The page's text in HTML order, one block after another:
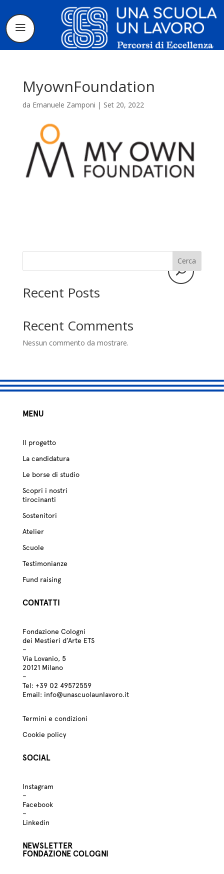
La candidatura
I tirocinanti
Sostenitori
Atelier
Scuole
Testimonianze
Fund raising
MyownFoundation
da Emanuele Zamponi | Set 20, 2022
Cerca
Recent Posts
Recent Comments
Nessun commento da mostrare.
MENU
Il progetto
La candidatura
Le borse di studio
Scopri i nostri
tirocinanti
Sostenitori
Atelier
Scuole
Testimonianze
Fund raising
CONTATTI
Fondazione Cologni
dei Mestieri d’Arte ETS
–
Via Lovanio, 5
20121 Milano
–
Tel: +3902 49572559
Email: info@unascuolaunlavoro.it
Termini e condizioni
Cookie policy
SOCIAL
Instagram
–
Facebook
–
Linkedin
NEWSLETTER
FONDAZIONE COLOGNI